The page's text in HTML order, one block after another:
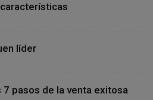
líder
pasos de la venta exitosa